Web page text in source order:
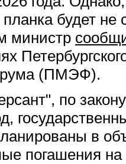
будет не
министр
(ПМЭФ).
по
в
погашения на